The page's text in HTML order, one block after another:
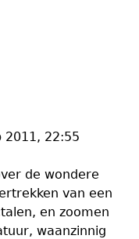
2011, 22:55
de wondere
van een
en zoomen
waanzinnig